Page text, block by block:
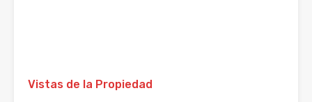
Vistas de la Propiedad